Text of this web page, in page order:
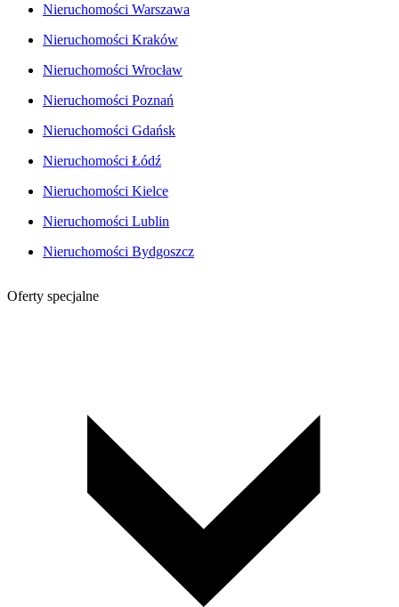
Nieruchomości Warszawa
Nieruchomości Kraków
Nieruchomości Wrocław
Nieruchomości Poznań
Nieruchomości Gdańsk
Nieruchomości Łódź
Nieruchomości Kielce
Nieruchomości Lublin
Nieruchomości Bydgoszcz
Oferty specjalne